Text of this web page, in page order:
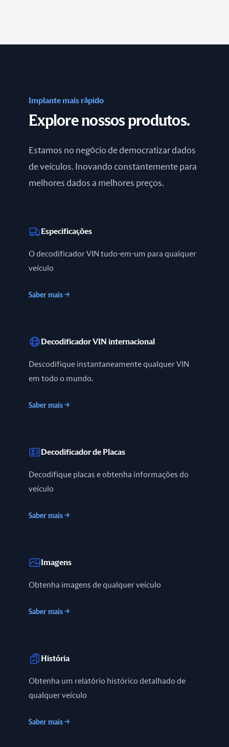
Implante mais rápido
Explore nossos produtos.
Estamos no negócio de democratizar dados
de veículos. Inovando constantemente para
melhores dados a melhores preços.
Especificações
O decodificador VIN tudo-em-um para qualquer
veículo
Saber mais →
Decodificador VIN internacional
Descodifique instantaneamente qualquer VIN
em todo o mundo.
Saber mais →
Decodificador de Placas
Decodifique placas e obtenha informações do
veículo
Saber mais →
Imagens
Obtenha imagens de qualquer veículo
Saber mais →
História
Obtenha um relatório histórico detalhado de
qualquer veículo
Saber mais →